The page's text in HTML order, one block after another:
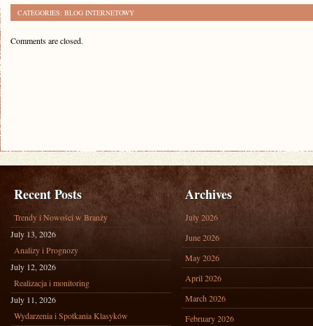
CATEGORIES: BLOG INTERNETOWY
Comments are closed.
Recent Posts
Trendy i Nowości w Branży
July 13, 2026
Analizy i Prognozy
July 12, 2026
Realizacja i monitoring
July 11, 2026
Wydarzenia i Spotkania Klasyków
Archives
July 2026
June 2026
May 2026
April 2026
March 2026
February 2026